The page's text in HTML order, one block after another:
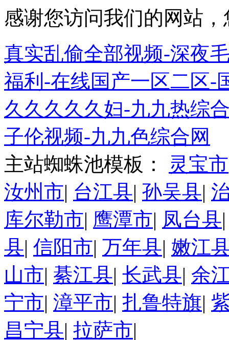
感谢您访问我们的网站
真实乱偷全部视频-深夜
福利-在线国产一区二区-
久久久久久妇-九九热综
子伦视频-九九色综合网
主站蜘蛛池模板：
灵宝市
汝州市| 台江县| 孙吴县|
库尔勒市| 鹰潭市| 凤台县
县| 信阳市| 万年县| 嫩江
山市| 綦江县| 长武县| 余
宁市| 漳平市| 扎鲁特旗|
昌宁县| 拉萨市|